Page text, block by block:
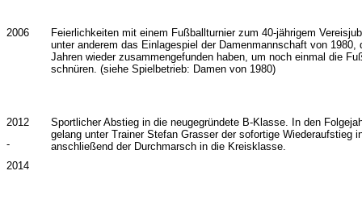
2006
Feierlichkeiten mit einem Fußballturnier zum 40-jährigem
unter anderem das Einlagespiel der Damenmannschaft von 1980,
Jahren wieder zusammengefunden haben, um noch einmal die
schnüren. (siehe Spielbetrieb: Damen von 1980)
2012
-
2014
Sportlicher Abstieg in die neugegründete B-Klasse. In den
gelang unter Trainer Stefan Grasser der sofortige Wiederaufstieg
anschließend der Durchmarsch in die Kreisklasse.